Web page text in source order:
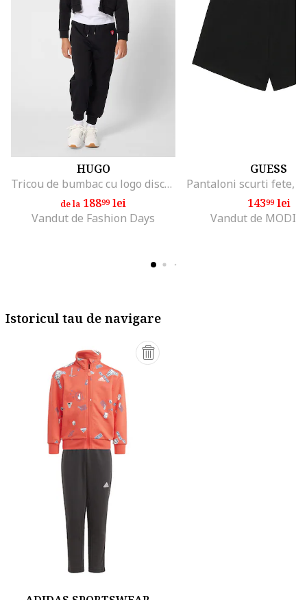
HUGO
Tricou de bumbac cu logo discret, Rosu/Alb optic
de la 18899lei
Vandut de Fashion Days
GUESS
14399lei
Vandut de
Istoricul tau de navigare